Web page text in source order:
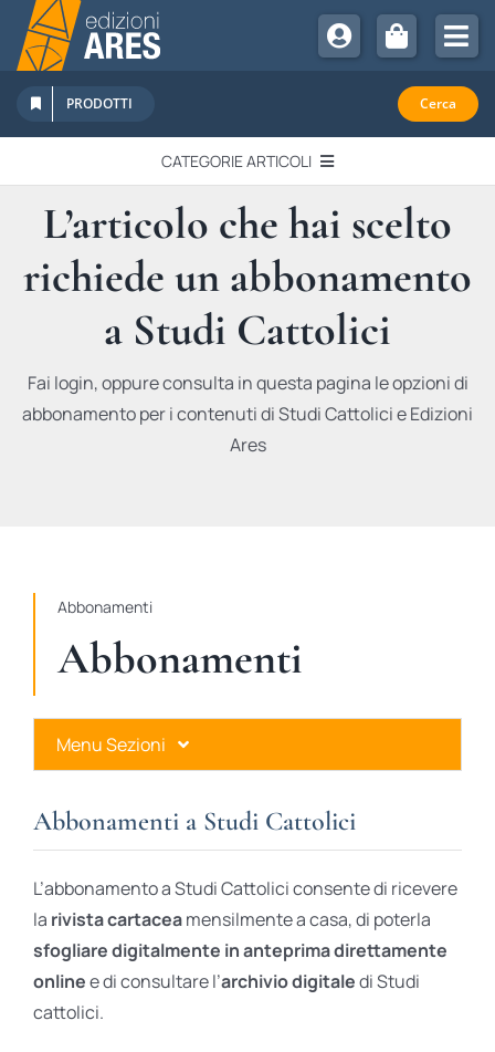
Salta
contenuto
Chi Siamo
Sostienici
Abbonamenti
Promozioni
Newsletter
PRODOTTI Cerca
CATEGORIE ARTICOLI
EDITORIALI
IN QUESTO NUMERO
RECENSIONI
L’articolo che hai scelto
richiede un abbonamento
a Studi Cattolici
Fai login, oppure consulta in questa pagina le opzioni di
abbonamento per i contenuti di Studi Cattolici e Edizioni
Ares
Abbonamenti
Abbonamenti
Menu Sezioni
Ares Gold
Ares Digital
Ares Gift Card
Abbonamenti a Studi Cattolici
L’abbonamento a Studi Cattolici consente di ricevere
la rivista cartaceamensilmente a casa, di poterla
sfogliare digitalmente in anteprima direttamente
onlinee di consultare l’archivio digitaledi Studi
cattolici.